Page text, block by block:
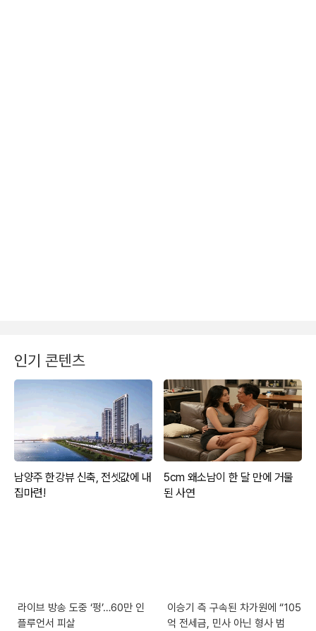
인기 콘텐츠
라이브 방송 도중 ‘펑’…60만 인
플루언서 피살
이승기 측 구속된 차가원에 “105
억 전세금, 민사 아닌 형사 범